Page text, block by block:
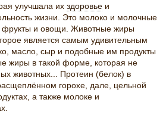
улучшала их здоровье и
жизни. Это молоко и молочные
фрукты и овощи. Животные жиры
является самым удивительным
масло, сыр и подобные им продукты
жиры в такой форме, которая не
животных... Протеин (белок) в
горохе, дале, цельной
а также молоке и